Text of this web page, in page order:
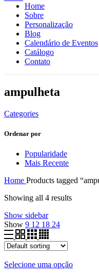
Home
Sobre
Personalização
Blog
Calendário de Eventos
Catálogo
Contato
ampulheta
Categories
Ordenar por
Popularidade
Mais Recente
Home Products tagged
Showing all 4 results
Show sidebar
Show 9 12 18 24
Selecione uma opção